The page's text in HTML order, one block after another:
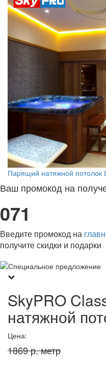
Парящий натяжной потолок
Ваш промокод на
071
Введите промокод на
получите скидки и подарки
SkyPRO
натяжной
Цена:
1869 р. метр